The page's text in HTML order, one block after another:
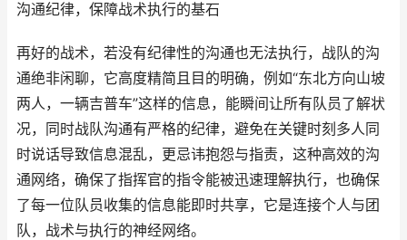
沟通纪律，保障战术执行的基石
再好的战术，若没有纪律性的沟通也无法执行，战队的沟
通绝非闲聊，它高度精简且目的明确，例如“东北方向山坡
两人，一辆吉普车”这样的信息，能瞬间让所有队员了解状
况，同时战队沟通有严格的纪律，避免在关键时刻多人同
时说话导致信息混乱，更忌讳抱怨与指责，这种高效的沟
通网络，确保了指挥官的指令能被迅速理解执行，也确保
了每一位队员收集的信息能即时共享，它是连接个人与团
队，战术与执行的神经网络。